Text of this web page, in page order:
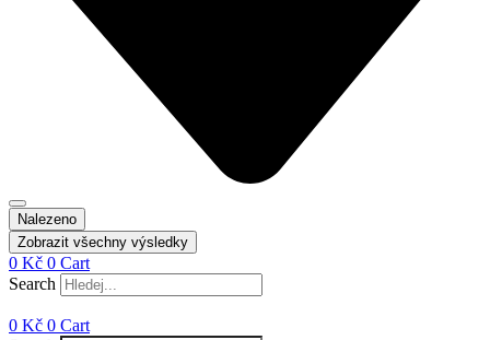
Nalezeno
Zobrazit všechny výsledky
0 Kč 0 Cart
Search
0 Kč 0 Cart